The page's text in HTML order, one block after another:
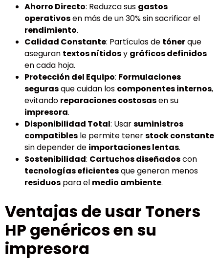
Ahorro Directo: Reduzca sus gastos
operativosen más de un 30% sin sacrificar el
rendimiento.
Calidad Constante: Partículas de tónerque
aseguran textos nítidosy gráficos definidos
en cada hoja.
Protección del Equipo: Formulaciones
segurasque cuidan los componentes internos,
evitando reparaciones costosasen su
impresora.
Disponibilidad Total: Usarsuministros
compatibles le permite tenerstock constante
sin depender de importaciones lentas.
Sostenibilidad: Cartuchos diseñadoscon
tecnologías eficientesque generan menos
residuos para el medio ambiente.
Ventajas de usar Toners
HP genéricos en su
impresora